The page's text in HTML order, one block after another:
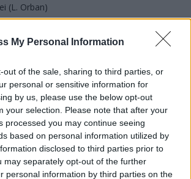
My Personal Information
out of the sale, sharing to third parties, or
personal or sensitive information for
by us, please use the below opt-out
your selection. Please note that after your
processed you may continue seeing
based on personal information utilized by
disclosed to third parties prior to
may separately opt-out of the further
personal information by third parties on the
(L. Orban)
(Târziu)